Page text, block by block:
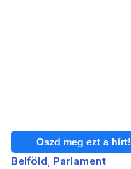
Oszd meg ezt a hírt!
Belföld Parlament